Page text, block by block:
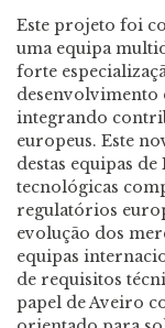
Este projeto foi
uma equipa
forte
desenvolvimento
integrando
europeus. Este
destas equipas
tecnológicas
regulatórios
evolução dos
equipas
de requisitos
papel de Aveiro